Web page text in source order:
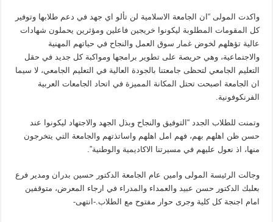
واكدت المولى “ان الجامعة الاسلامية لن تألو اي جهد في دعم طلابها وتوفير
كل المقومات المطلوبة ليكونوا خريجين فاعلين ومؤثرين يحملون شهادات
عالية تؤهلهم لخوض غمار سوق العمل والنجاح في حياتهم المهنية
والاجتماعية، وهي حريصة على تطوير برامجها ومواكبة كل جديد في حقل
التعليم الجامعي لتحظى جامعتنا بالجودة العالية في التعليم الجامعي، لا سيما
ان الجامعة اصبحت تحتل المكانة المميزة في اتحاد الجامعات العربية
الفرنكوفونية.
وتمنت للطلاب الجدد “التوفيق والنجاح وبذل الجهد والاجتهاد ليكونوا عند
حسن ظن اهلهم بهم، فهم امل اهلهم واساتذتهم والجامعة التي يتخرجون
منها، اذ نعول عليهم في مسيرتنا الاكاديمية والوطنية”.
وجالت الرئيسة المولى وامين عام الجامعة الدكتور حسين بدران ومدير فرع
بعلبك الدكتور حسن عبيد والعمداء والمدراء في ارجاء المعرض، متوقفين
امام اجنجة كل كلية وجرى حوار مفتوح مع الطلاب.-انتهى-